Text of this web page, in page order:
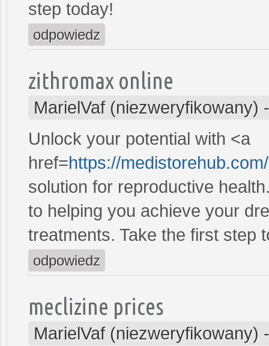
step today!
odpowiedz
zithromax online
MarielVaf (niezweryfikowany)
Unlock your potential with <a
href=https://
solution for reproductive
to helping you achieve your
treatments. Take the first step
odpowiedz
meclizine prices
MarielVaf (niezweryfikowany)